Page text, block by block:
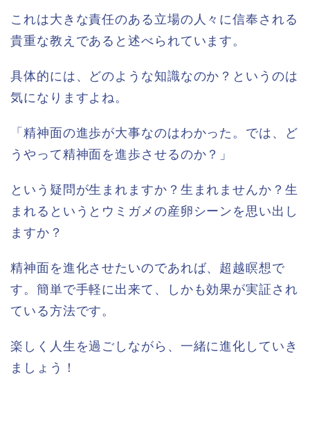
これは大きな責任のある立場の人々に信奉される
貴重な教えであると述べられています。
具体的には、どのような知識なのか？というのは
気になりますよね。
「精神面の進歩が大事なのはわかった。では、ど
うやって精神面を進歩させるのか？」
という疑問が生まれますか？生まれませんか？生
まれるというとウミガメの産卵シーンを思い出し
ますか？
精神面を進化させたいのであれば、超越瞑想で
す。簡単で手軽に出来て、しかも効果が実証され
ている方法です。
楽しく人生を過ごしながら、一緒に進化していき
ましょう！